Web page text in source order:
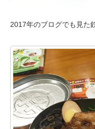
2017年のブログでも見た